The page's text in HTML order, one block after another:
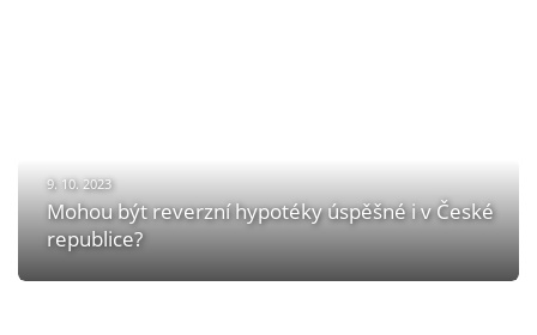
9. 10. 2023
Mohou být reverzní hypotéky úspěšné i v České
republice?